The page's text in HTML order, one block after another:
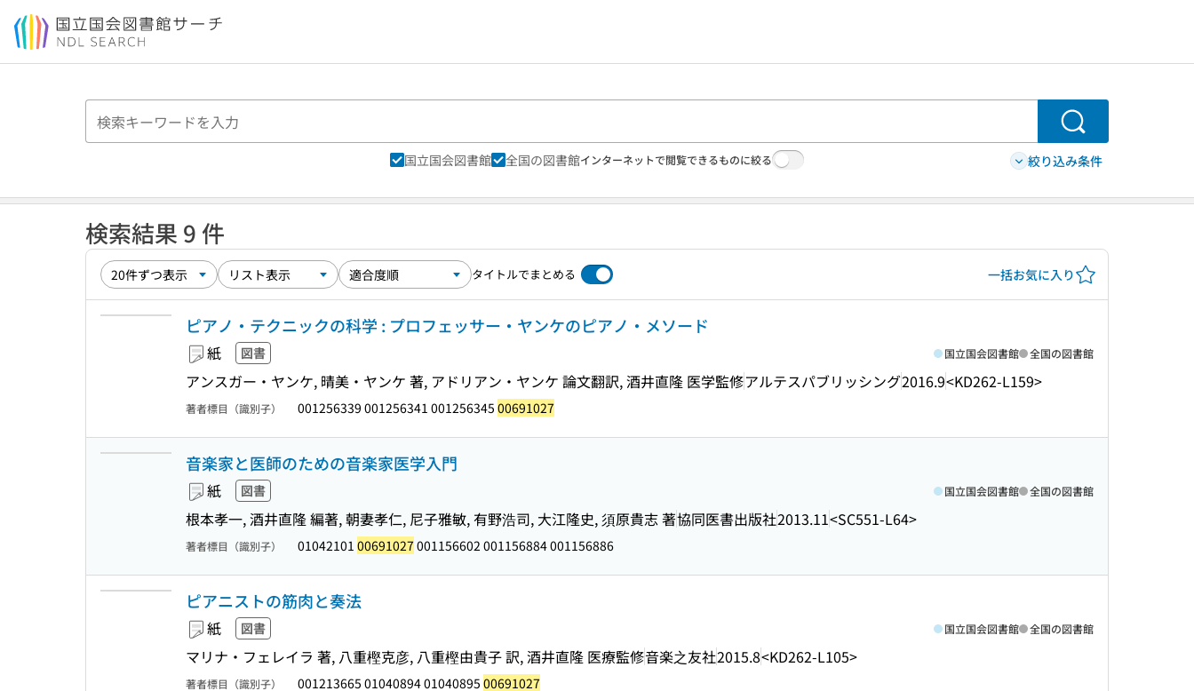
本文へ移動
検索
国立国会図書館 全国の図書館インターネットで閲覧できるものに絞る 絞り込み条件
検索結果 9 件
タイトルでまとめる 一括お気に入り
ピアノ・テクニックの科学 : プロフェッサー・ヤンケのピアノ・メソード
紙 図書
アンスガー・ヤンケ, 晴美・ヤンケ 著, アドリアン・ヤンケ 論文翻訳, 酒井直隆 医学監修アルテスパブリッシング2016.9<KD262-L159>
国立国会図書館 全国の図書館
著者標目（識別子） 001256339 001256341 001256345 00691027
音楽家と医師のための音楽家医学入門
紙 図書
根本孝一, 酒井直隆 編著, 朝妻孝仁, 尼子雅敏, 有野浩司, 大江隆史, 須原貴志 著協同医書出版社2013.11<SC551-L64>
国立国会図書館 全国の図書館
著者標目（識別子） 01042101 00691027 001156602 001156884 001156886
ピアニストの筋肉と奏法
紙 図書
マリナ・フェレイラ 著, 八重樫克彦, 八重樫由貴子 訳, 酒井直隆 医療監修音楽之友社2015.8<KD262-L105>
国立国会図書館 全国の図書館
著者標目（識別子） 001213665 01040894 01040895 00691027